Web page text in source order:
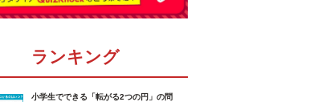
ランキング
小学生でできる「転がる2つの円」の問